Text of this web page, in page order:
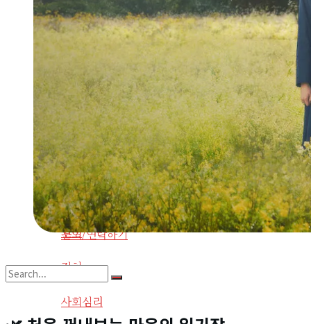
도서
도서요약
음악
라디오
사회
인물
인생
정치
사회심리
인물
인생
사회심리
사회환경
기타
사이트 소개
라이프구루킹 홈페이지 이용약관
문의/연락하기